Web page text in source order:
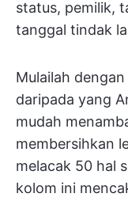
status, pemilik,
tanggal tindak
Mulailah
daripada yang
mudah
membersihkan
melacak 50 hal
kolom ini